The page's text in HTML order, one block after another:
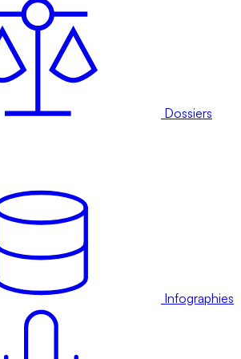
Dossiers
Infographies